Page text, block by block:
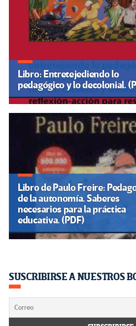
Libro: Entretejediendo lo
pedagógico y lo decolonial.
Libro de Paulo Freire:
de la autonomía. Saberes
necesarios para la práctica
educativa. (PDF)
SUSCRIBIRSE A NUESTROS